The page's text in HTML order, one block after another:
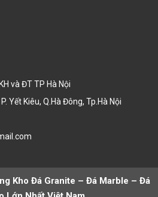
và ĐT TP Hà Nội
Yết Kiêu, Q.Hà Đông, Tp.Hà Nội
Kho Đá Granite – Đá Marble – Đá